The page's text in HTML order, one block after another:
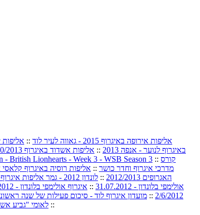
אליפות אירופה באיגרוף 2015 - גאווה לעיר לוד :: אליפות
באיגרוף לנוער - אנפה 2013
:: אליפות אשדוד באיגרוף 25-26/10/2013
- British Lionhearts - Week 3 - WSB Season 3 :: קורס
מדרכי איגרוף וחדר כושר :: אליפות רוסיה באיגרוף קלאסי 2012 - וידאו
האגרופים 2012/2013
:: לונדון 2012 - גמר אליפות איגרוף 11-12.08.2012
אולימפי בלונדון - 31.07.2012
:: איגרוף אולימפי בלונדון - 30.07.2012
2/6/2012
:: מועדון איגרוף לוד - סיכום פעילות של שנה
לאומי "גביע אשדוד" 1-3/12/ ::